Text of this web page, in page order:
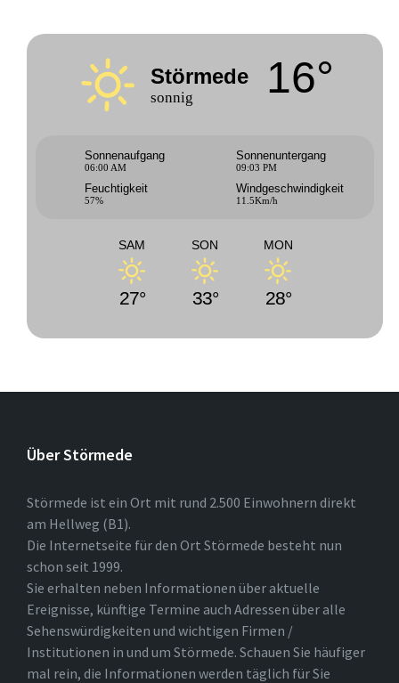
Störmede
sonnig 16°
Sonnenaufgang
06:00 AM
Sonnenuntergang
09:03 PM
Feuchtigkeit
57%
Windgeschwindigkeit
11.5Km/h
SAM
27°
SON
33°
MON
28°
Über Störmede
Störmede ist ein Ort mit rund 2.500 Einwohnern direkt
am Hellweg (B1).
Die Internetseite für den Ort Störmede besteht nun
schon seit 1999.
Sie erhalten neben Informationen über aktuelle
Ereignisse, künftige Termine auch Adressen über alle
Sehenswürdigkeiten und wichtigen Firmen /
Institutionen in und um Störmede. Schauen Sie häufiger
mal rein, die Informationen werden täglich für Sie